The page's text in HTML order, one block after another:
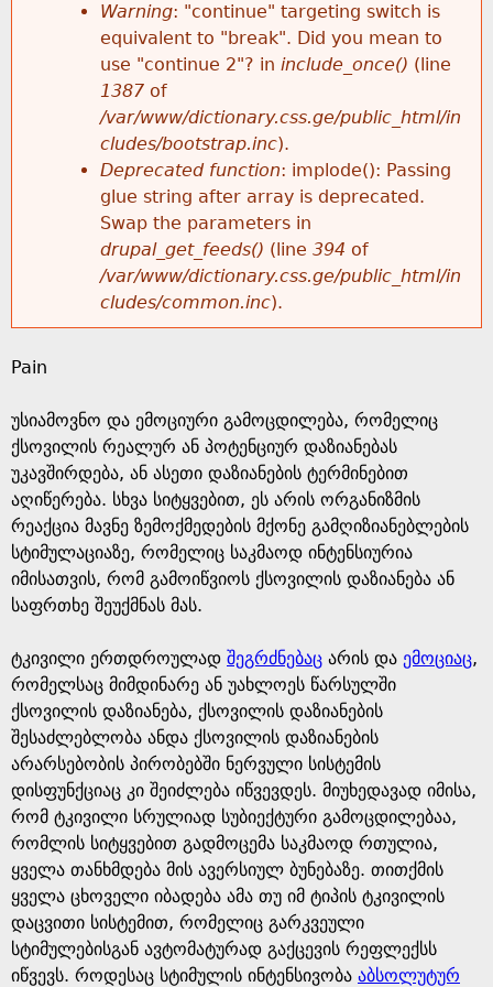
g
e
Warning: "continue" targeting switch is
equivalent to "break". Did you mean to
use "continue 2"? in include_once() (line
1387 of
/var/www/dictionary.css.ge/public_html/in
cludes/bootstrap.inc).
Deprecated function: implode(): Passing
glue string after array is deprecated.
Swap the parameters in
drupal_get_feeds() (line 394 of
/var/www/dictionary.css.ge/public_html/in
cludes/common.inc).
Pain
უსიამოვნო და ემოციური გამოცდილება, რომელიც
ქსოვილის რეალურ ან პოტენციურ დაზიანებას
უკავშირდება, ან ასეთი დაზიანების ტერმინებით
აღიწერება. სხვა სიტყვებით, ეს არის ორგანიზმის
რეაქცია მავნე ზემოქმედების მქონე გამღიზიანებლების
სტიმულაციაზე, რომელიც საკმაოდ ინტენსიურია
იმისათვის, რომ გამოიწვიოს ქსოვილის დაზიანება ან
საფრთხე შეუქმნას მას.
ტკივილი ერთდროულად შეგრძნებაც არის და ემოციაც,
რომელსაც მიმდინარე ან უახლოეს წარსულში
ქსოვილის დაზიანება, ქსოვილის დაზიანების
შესაძლებლობა ანდა ქსოვილის დაზიანების
არარსებობის პირობებში ნერვული სისტემის
დისფუნქციაც კი შეიძლება იწვევდეს. მიუხედავად იმისა,
რომ ტკივილი სრულიად სუბიექტური გამოცდილებაა,
რომლის სიტყვებით გადმოცემა საკმაოდ რთულია,
ყველა თანხმდება მის ავერსიულ ბუნებაზე. თითქმის
ყველა ცხოველი იბადება ამა თუ იმ ტიპის ტკივილის
დაცვითი სისტემით, რომელიც გარკვეული
სტიმულებისგან ავტომატურად გაქცევის რეფლექსს
იწვევს. როდესაც სტიმულის ინტენსივობა აბსოლუტურ